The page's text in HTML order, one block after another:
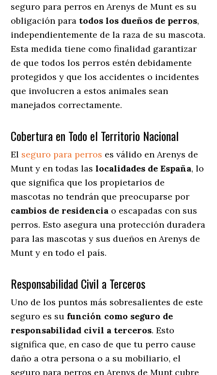
seguro para perros en Arenys de Munt es su
obligación para todos los dueños de perros,
independientemente de la raza de su mascota.
Esta medida tiene como finalidad garantizar
de que todos los perros estén debidamente
protegidos y que los accidentes o incidentes
que involucren a estos animales sean
manejados correctamente.
Cobertura en Todo el Territorio Nacional
El seguro para perros es válido en Arenys de
Munt y en todas laslocalidades de España, lo
que significa que los propietarios de
mascotas no tendrán que preocuparse por
cambios de residencia o escapadas con sus
perros. Esto asegura una protección duradera
para las mascotas y sus dueños en Arenys de
Munt y en todo el país.
Responsabilidad Civil a Terceros
Uno de los puntos más sobresalientes de este
seguro es su función como seguro de
responsabilidad civil a terceros. Esto
significa que, en caso de que tu perro cause
daño a otra persona o a su mobiliario, el
seguro para perros en Arenys de Munt cubre